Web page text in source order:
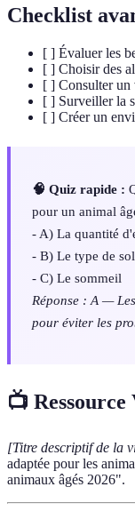
Checklist
[ ] Évaluer les
[ ] Choisir des
[ ] Consulter un
[ ] Surveiller la
[ ] Créer un
🧠 Quiz rapide :
pour un animal
- A) La quantité
- B) Le type de sol
- C) Le sommeil
Réponse : A —
pour éviter les
📺 Ressource
[Titre descriptif de la
adaptée pour les
animaux âgés 2026".